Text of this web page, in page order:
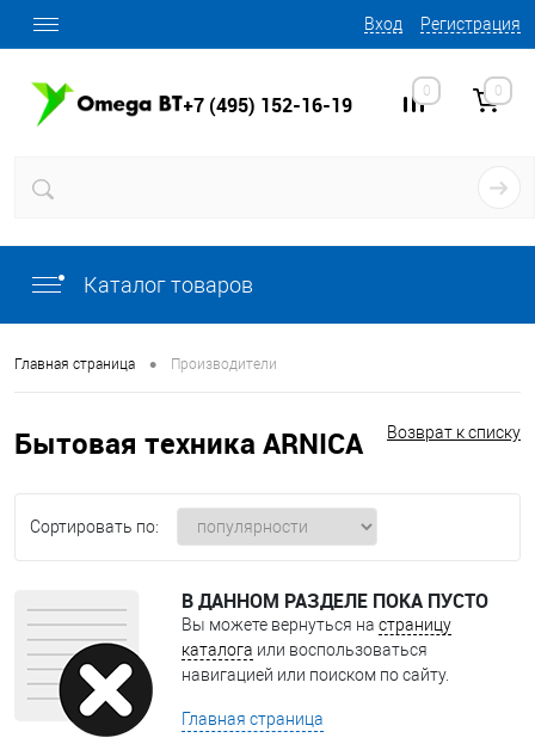
Вход Регистрация
+7 (495) 152-16-19
0 0
Каталог товаров
Главная страница • Производители
Возврат к списку
Бытовая техника ARNICA
Сортировать по:
В ДАННОМ РАЗДЕЛЕ ПОКА ПУСТО
Вы можете вернуться на страницу
каталога или воспользоваться
навигацией или поиском по сайту.
Главная страница